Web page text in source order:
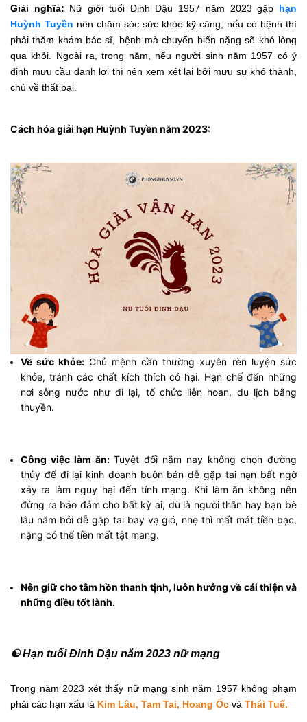
Giải nghĩa: Nữ giới tuổi Đinh Dậu 1957 năm 2023 gặp hạn
Huỳnh Tuyền nên chăm sóc sức khỏe kỹ càng, nếu có bệnh thì
phải thăm khám bác sĩ, bệnh mà chuyển biến nặng sẽ khó lòng
qua khỏi. Ngoài ra, trong năm, nếu người sinh năm 1957 có ý
định mưu cầu danh lợi thì nên xem xét lại bởi mưu sự khó thành,
chủ về thất bại.
Cách hóa giải hạn Huỳnh Tuyền năm 2023:
Về sức khỏe: Chủ mệnh cần thường xuyên rèn luyện sức
khỏe, tránh các chất kích thích có hại. Hạn chế đến những
nơi sông nước như đi lại, tổ chức liên hoan, du lịch bằng
thuyền.
Công việc làm ăn: Tuyệt đối năm nay không chọn đường
thủy để đi lại kinh doanh buôn bán dễ gặp tai nạn bất ngờ
xảy ra làm nguy hại đến tính mạng. Khi làm ăn không nên
đứng ra bảo đảm cho bất kỳ ai, dù là người thân hay bạn bè
lâu năm bởi dễ gặp tai bay vạ gió, nhẹ thì mất mát tiền bạc,
nặng có thể tiền mất tật mang.
Nên giữ cho tâm hồn thanh tịnh, luôn hướng về cái thiện và
những điều tốt lành.
☯ Hạn tuổi Đinh Dậu năm 2023 nữ mạng
Trong năm 2023 xét thấy nữ mạng sinh năm 1957 không phạm
phải các hạn xấu là Kim Lâu, Tam Tai, Hoang Ốc và Thái Tuế.